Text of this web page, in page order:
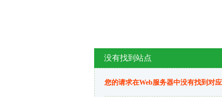
没有找到站点
您的请求在Web服务器中没有找到对